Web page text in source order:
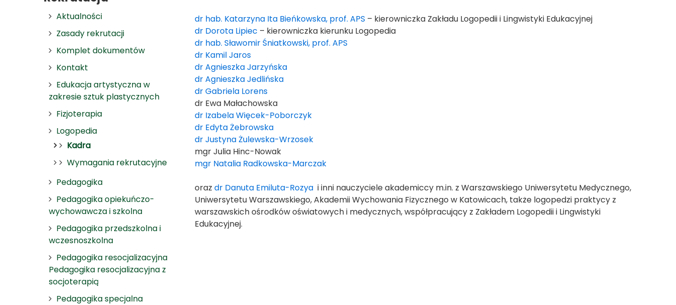
Aktualności
Zasady rekrutacji
Komplet dokumentów
Kontakt
Edukacja artystyczna w
zakresie sztuk plastycznych
Fizjoterapia
Logopedia
Kadra
Wymagania rekrutacyjne
Pedagogika
Pedagogika opiekuńczo-
wychowawcza i szkolna
Pedagogika przedszkolna i
wczesnoszkolna
Pedagogika resocjalizacyjna
Pedagogika resocjalizacyjna z
socjoterapią
Pedagogika specjalna
dr hab. Katarzyna Ita Bieńkowska, prof. APS – kierowniczka Zakładu Logopedii i Lingwistyki Edukacyjnej
dr Dorota Lipiec – kierowniczka kierunku Logopedia
dr hab. Sławomir Śniatkowski, prof. APS
dr Kamil Jaros
dr Agnieszka Jarzyńska
dr Agnieszka Jedlińska
dr Gabriela Lorens
dr Ewa Małachowska
dr Izabela Więcek-Poborczyk
dr Edyta Żebrowska
dr Justyna Żulewska-Wrzosek
mgr Julia Hinc-Nowak
mgr Natalia Radkowska-Marczak
oraz dr Danuta Emiluta-Rozya i inni nauczyciele akademiccy m.in. z Warszawskiego Uniwersytetu Medycznego,
Uniwersytetu Warszawskiego, Akademii Wychowania Fizycznego w Katowicach, także logopedzi praktycy z
warszawskich ośrodków oświatowych i medycznych, współpracujący z Zakładem Logopedii i Lingwistyki
Edukacyjnej.